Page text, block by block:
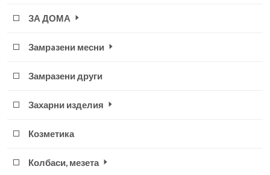
ЗА ДОМА
Замрaзени месни
Замразени други
Захарни изделия
Козметика
Колбаси, мезета